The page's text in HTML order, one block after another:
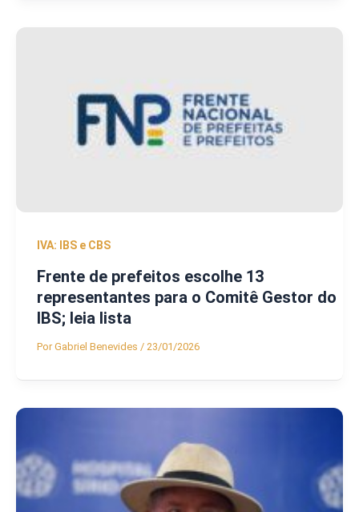
IVA: IBS e CBS
Frente de prefeitos escolhe 13
representantes para o Comitê Gestor do
IBS; leia lista
PorGabriel Benevides / 23/01/2026